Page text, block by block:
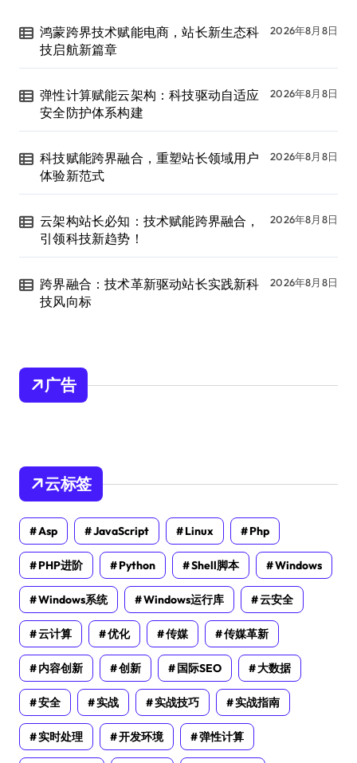
鸿蒙跨界技术赋能电商，站长新生态科
技启航新篇章
2026年8月8日
弹性计算赋能云架构：科技驱动自适应
安全防护体系构建
2026年8月8日
科技赋能跨界融合，重塑站长领域用户
体验新范式
2026年8月8日
云架构站长必知：技术赋能跨界融合，
引领科技新趋势！
2026年8月8日
跨界融合：技术革新驱动站长实践新科
技风向标
2026年8月8日
广告
云标签
Asp JavaScript Linux Php
PHP进阶 Python Shell脚本 Windows
Windows系统 Windows运行库 云安全
云计算 优化 传媒 传媒革新
内容创新 创新 国际SEO 大数据
安全 实战 实战技巧 实战指南
实时处理 开发环境 弹性计算